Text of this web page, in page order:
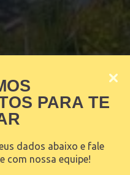
PARA TE
dados abaixo e fale
com nossa equipe!